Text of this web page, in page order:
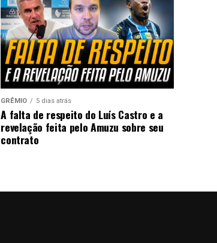
GRÊMIO 5 dias atrás
A falta de respeito do Luís Castro e a
revelação feita pelo Amuzu sobre seu
contrato